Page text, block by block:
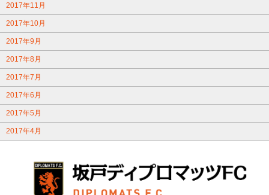
2017年11月
2017年10月
2017年9月
2017年8月
2017年7月
2017年6月
2017年5月
2017年4月